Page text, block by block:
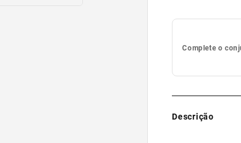
Complete o
Descrição